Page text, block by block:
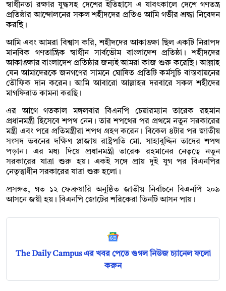
স্বাধীনতা রক্ষার যুদ্ধসহ দেশের ইতিহাসে এ যাবৎকালে দেশে গণতন্ত্র
প্রতিষ্ঠার আন্দোলনের সকল শহীদদের প্রতিও আমি গভীর শ্রদ্ধা নিবেদন
করছি।
আমি এবং আমরা বিশ্বাস করি, শহীদদের আকাঙ্ক্ষা ছিল একটি নিরাপদ
মানবিক গণতান্ত্রিক স্বাধীন সার্বভৌম বাংলাদেশ প্রতিষ্ঠা। শহীদদের
আকাঙ্ক্ষার বাংলাদেশ প্রতিষ্ঠার জন্যই আমরা কাজ শুরু করেছি। আল্লাহ
যেন আমাদেরকে জনগণের সামনে ঘোষিত প্রতিটি কর্মসূচি বাস্তবায়নের
তৌফিক দান করেন। আমি আবারো আল্লাহর দরবারে সকল শহীদের
মাগফিরাত কামনা করছি।
এর আগে গতকাল মঙ্গলবার বিএনপি চেয়ারম্যান তারেক রহমান
প্রধানমন্ত্রী হিসেবে শপথ নেন। তার শপথের পর প্রথমে নতুন সরকারের
মন্ত্রী এবং পরে প্রতিমন্ত্রীরা শপথ গ্রহণ করেন। বিকেল ৪টার পর জাতীয়
সংসদ ভবনের দক্ষিণ প্লাজায় রাষ্ট্রপতি মো. সাহাবুদ্দিন তাদের শপথ
পড়ান। এর মধ্য দিয়ে প্রধানমন্ত্রী তারেক রহমানের নেতৃত্বে নতুন
সরকারের যাত্রা শুরু হয়। একই সঙ্গে প্রায় দুই যুগ পর বিএনপির
নেতৃত্বাধীন সরকারের যাত্রা শুরু হলো।
প্রসঙ্গত, গত ১২ ফেব্রুয়ারি অনুষ্ঠিত জাতীয় নির্বাচনে বিএনপি ২০৯
আসনে জয়ী হয়। বিএনপি জোটের শরিকেরা তিনটি আসন পায়।
The Daily Campus এর খবর পেতে গুগল নিউজ চ্যানেল ফলো
করুন